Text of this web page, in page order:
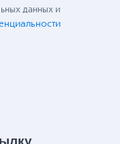
данных и